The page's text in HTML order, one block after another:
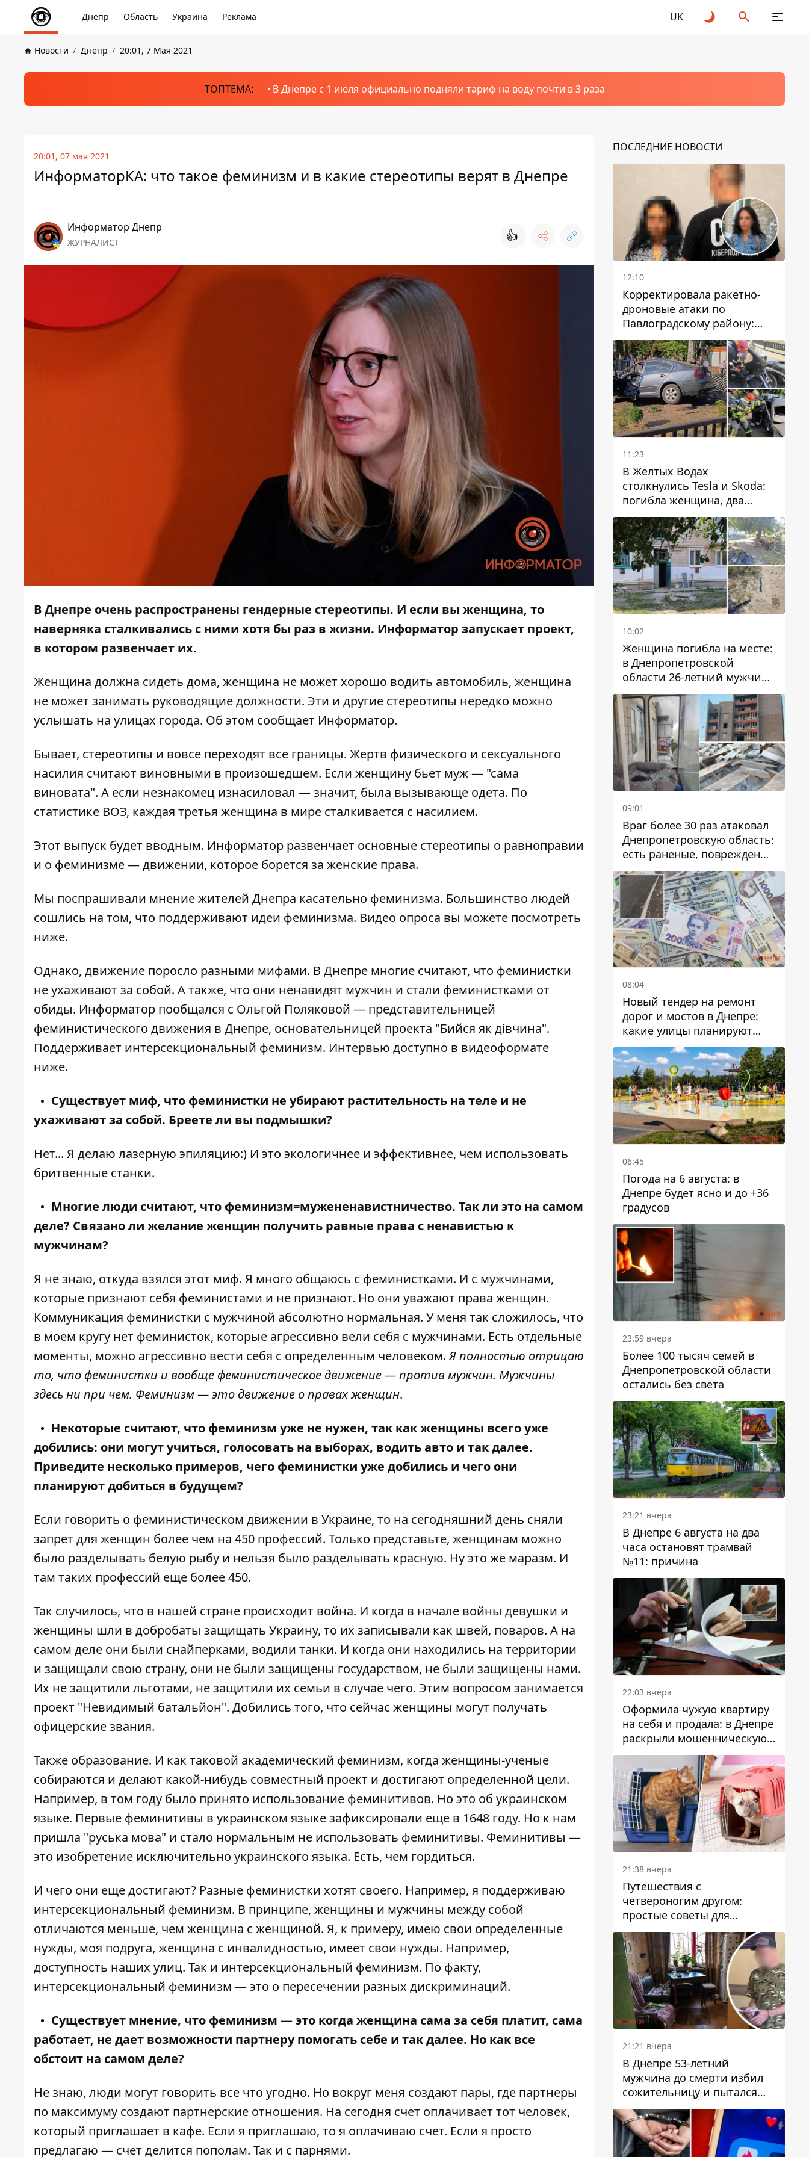
Днепр Область Украина Реклама UK
Новости Днепр 20:01, 7 Мая 2021
ТОПТЕМА: В Днепре с 1 июля официально подняли тариф на воду почти в 3 раза
20:01, 07 мая 2021
ИнформаторКА: что такое феминизм и в какие стереотипы верят в Днепре
Информатор Днепр
ЖУРНАЛИСТ 👍
В Днепре очень распространены гендерные стереотипы. И если вы женщина, то
наверняка сталкивались с ними хотя бы раз в жизни. Информатор запускает проект,
в котором развенчает их.
Женщина должна сидеть дома, женщина не может хорошо водить автомобиль, женщина
не может занимать руководящие должности. Эти и другие стереотипы нередко можно
услышать на улицах города. Об этом сообщает Информатор.
Бывает, стереотипы и вовсе переходят все границы. Жертв физического и сексуального
насилия считают виновными в произошедшем. Если женщину бьет муж — "сама
виновата". А если незнакомец изнасиловал — значит, была вызывающе одета. По
статистике ВОЗ, каждая третья женщина в мире сталкивается с насилием.
Этот выпуск будет вводным. Информатор развенчает основные стереотипы о равноправии
и о феминизме — движении, которое борется за женские права.
Мы поспрашивали мнение жителей Днепра касательно феминизма. Большинство людей
сошлись на том, что поддерживают идеи феминизма. Видео опроса вы можете посмотреть
ниже.
Однако, движение поросло разными мифами. В Днепре многие считают, что феминистки
не ухаживают за собой. А также, что они ненавидят мужчин и стали феминистками от
обиды. Информатор пообщался с Ольгой Поляковой — представительницей
феминистического движения в Днепре, основательницей проекта "Бийся як дівчина".
Поддерживает интерсекциональный феминизм. Интервью доступно в видеоформате
ниже.
Существует миф, что феминистки не убирают растительность на теле и не
ухаживают за собой. Бреете ли вы подмышки?
Нет... Я делаю лазерную эпиляцию:) И это экологичнее и эффективнее, чем использовать
бритвенные станки.
Многие люди считают, что феминизм=мужененавистничество. Так ли это на самом
деле? Связано ли желание женщин получить равные права с ненавистью к
мужчинам?
Я не знаю, откуда взялся этот миф. Я много общаюсь с феминистками. И с мужчинами,
которые признают себя феминистами и не признают. Но они уважают права женщин.
Коммуникация феминистки с мужчиной абсолютно нормальная. У меня так сложилось, что
в моем кругу нет феминисток, которые агрессивно вели себя с мужчинами. Есть отдельные
моменты, можно агрессивно вести себя с определенным человеком.Я полностью отрицаю
то, что феминистки и вообще феминистическое движение — против мужчин. Мужчины
здесь ни при чем. Феминизм — это движение о правах женщин.
Некоторые считают, что феминизм уже не нужен, так как женщины всего уже
добились: они могут учиться, голосовать на выборах, водить авто и так далее.
Приведите несколько примеров, чего феминистки уже добились и чего они
планируют добиться в будущем?
Если говорить о феминистическом движении в Украине, то на сегодняшний день сняли
запрет для женщин более чем на 450 профессий. Только представьте, женщинам можно
было разделывать белую рыбу и нельзя было разделывать красную. Ну это же маразм. И
там таких профессий еще более 450.
Так случилось, что в нашей стране происходит война. И когда в начале войны девушки и
женщины шли в добробаты защищать Украину, то их записывали как швей, поваров. А на
самом деле они были снайперками, водили танки. И когда они находились на территории
и защищали свою страну, они не были защищены государством, не были защищены нами.
Их не защитили льготами, не защитили их семьи в случае чего. Этим вопросом занимается
проект "Невидимый батальйон". Добились того, что сейчас женщины могут получать
офицерские звания.
Также образование. И как таковой академический феминизм, когда женщины-ученые
собираются и делают какой-нибудь совместный проект и достигают определенной цели.
Например, в том году было принято использование феминитивов. Но это об украинском
языке. Первые феминитивы в украинском языке зафиксировали еще в 1648 году. Но к нам
пришла "руська мова" и стало нормальным не использовать феминитивы. Феминитивы —
это изобретение исключительно украинского языка. Есть, чем гордиться.
И чего они еще достигают? Разные феминистки хотят своего. Например, я поддерживаю
интерсекциональный феминизм. В принципе, женщины и мужчины между собой
отличаются меньше, чем женщина с женщиной. Я, к примеру, имею свои определенные
нужды, моя подруга, женщина с инвалидностью, имеет свои нужды. Например,
доступность наших улиц. Так и интерсекциональный феминизм. По факту,
интерсекциональный феминизм — это о пересечении разных дискриминаций.
Существует мнение, что феминизм — это когда женщина сама за себя платит, сама
работает, не дает возможности партнеру помогать себе и так далее. Но как все
обстоит на самом деле?
Не знаю, люди могут говорить все что угодно. Но вокруг меня создают пары, где партнеры
по максимуму создают партнерские отношения. На сегодня счет оплачивает тот человек,
который приглашает в кафе. Если я приглашаю, то я оплачиваю счет. Если я просто
предлагаю — счет делится пополам. Так и с парнями.
ПОСЛЕДНИЕ НОВОСТИ
12:10
Корректировала ракетно-
дроновые атаки по
Павлоградскому району:
задержали вражескую
агентку
11:23
В Желтых Водах
столкнулись Tesla и Skoda:
погибла женщина, два
человека пострадали
10:02
Женщина погибла на месте:
в Днепропетровской
области 26-летний мужчина
избил трех человек
металлическим предметом
09:01
Враг более 30 раз атаковал
Днепропетровскую область:
есть раненые, повреждены
лицей, дома и предприятия
08:04
Новый тендер на ремонт
дорог и мостов в Днепре:
какие улицы планируют
обновить и сколько
десятков миллионов гривен
на это хотят потратить
06:45
Погода на 6 августа: в
Днепре будет ясно и до +36
градусов
23:59 вчера
Более 100 тысяч семей в
Днепропетровской области
остались без света
23:21 вчера
В Днепре 6 августа на два
часа остановят трамвай
№11: причина
22:03 вчера
Оформила чужую квартиру
на себя и продала: в Днепре
раскрыли мошенническую
схему с недвижимостью
21:38 вчера
Путешествия с
четвероногим другом:
простые советы для
поездок с животными
21:21 вчера
В Днепре 53-летний
мужчина до смерти избил
сожительницу и пытался
скрыть преступление:
детали